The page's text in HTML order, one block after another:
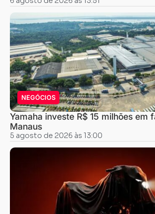
NEGÓCIOS
Yamaha investe R$ 15 milhões em
Manaus
5 agosto de 2026 às 13:00